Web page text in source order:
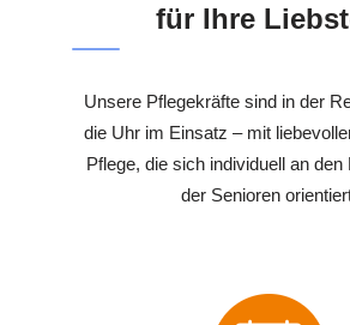
für Ihre
Unsere Pflegekräfte sind in der
die Uhr im Einsatz – mit
Pflege, die sich individuell an den
der Senioren